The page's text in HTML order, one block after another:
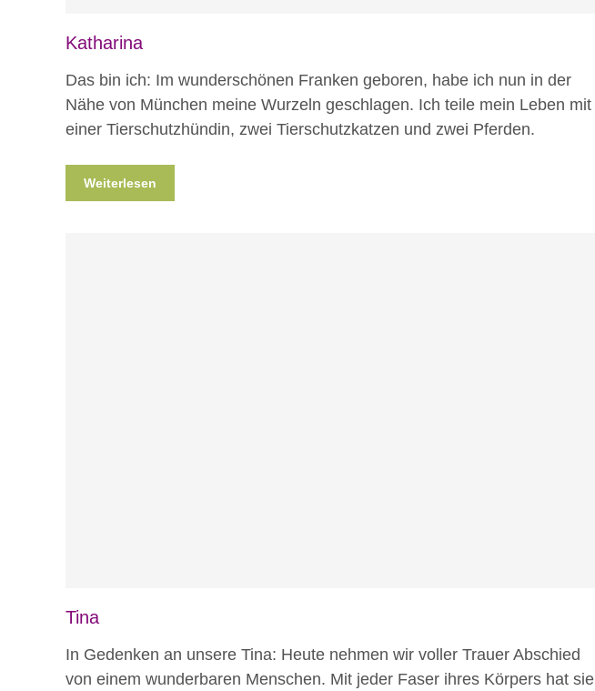
Katharina
Das bin ich: Im wunderschönen Franken geboren, habe ich nun in der
Nähe von München meine Wurzeln geschlagen. Ich teile mein Leben mit
einer Tierschutzhündin, zwei Tierschutzkatzen und zwei Pferden.
Weiterlesen
Tina
In Gedenken an unsere Tina: Heute nehmen wir voller Trauer Abschied
von einem wunderbaren Menschen. Mit jeder Faser ihres Körpers hat sie